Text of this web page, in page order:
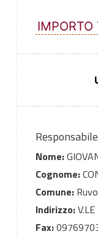
IMPORTO
Nome:
Cognome:
Comune:
Indirizzo:V.LE
Fax: